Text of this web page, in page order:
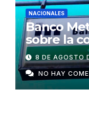
NACIONALES
Banco
sobre la
para
privadas
8 DE AGOSTO
NO HAY